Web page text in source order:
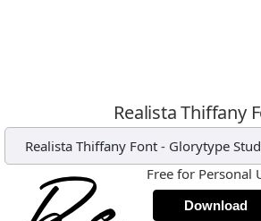
Realista Thiffany
Realista Thiffany Font - Glorytype
Free for Personal
Download